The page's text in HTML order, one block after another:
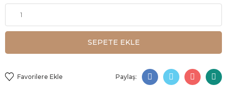
SEPETE EKLE
Paylaş: